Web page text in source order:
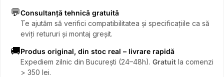
💬Consultanță tehnică gratuită
Te ajutăm să verifici compatibilitatea și specificațiile ca să
eviți retururi și montaj greșit.
🚚Produs original, din stoc real – livrare rapidă
Expediem zilnic din București (24–48h). Gratuit la comenzi
> 350 lei.